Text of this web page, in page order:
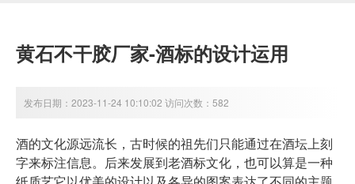
黄石不干胶厂家-酒标的设计运用
发布日期：2023-11-24 10:10:02 访问次数：582
酒的文化源远流长，古时候的祖先们只能通过在酒坛上刻
字来标注信息。后来发展到老酒标文化，也可以算是一种